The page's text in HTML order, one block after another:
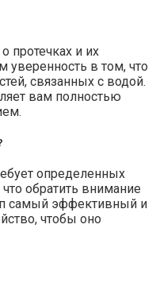
протечках и их
уверенность в том, что
связанных с водой.
вам полностью
определенных
обратить внимание
самый эффективный и
чтобы оно